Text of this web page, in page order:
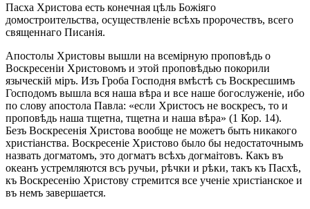
Пасха Христова есть конечная цѣль Божіяго
домостроительства, осуществленіе всѣхъ пророчествъ, всего
священнаго Писанія.
Апостолы Христовы вышли на всемірную проповѣдь о
Воскресеніи Христовомъ и этой проповѣдью покорили
языческій міръ. Изъ Гроба Господня вмѣстѣ съ Воскресшимъ
Господомъ вышла вся наша вѣра и все наше богослуженіе, ибо
по слову апостола Павла: «если Христосъ не воскресъ, то и
проповѣдь наша тщетна, тщетна и наша вѣра» (1 Кор. 14).
Безъ Воскресенія Христова вообще не можетъ быть никакого
христіанства. Воскресеніе Христово было бы недостаточнымъ
назвать догматомъ, это догматъ всѣхъ догмаітовъ. Какъ въ
океанъ устремляются всъ ручьи, рѣчки и рѣки, такъ къ Пасхѣ,
къ Воскресенію Христову стремится все ученіе христіанское и
въ немъ завершается.